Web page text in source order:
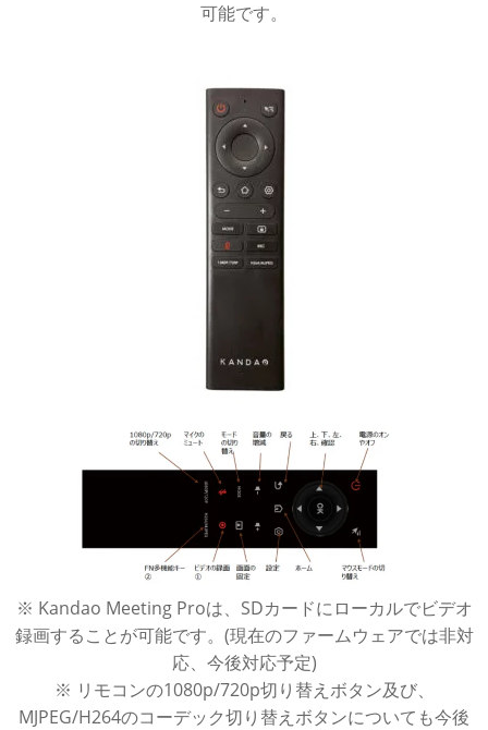
可能です。
※ Kandao Meeting Proは、SDカードにローカルでビデオ
録画することが可能です。(現在のファームウェアでは非対
応、今後対応予定)
※ リモコンの1080p/720p切り替えボタン及び、
MJPEG/H264のコーデック切り替えボタンについても今後